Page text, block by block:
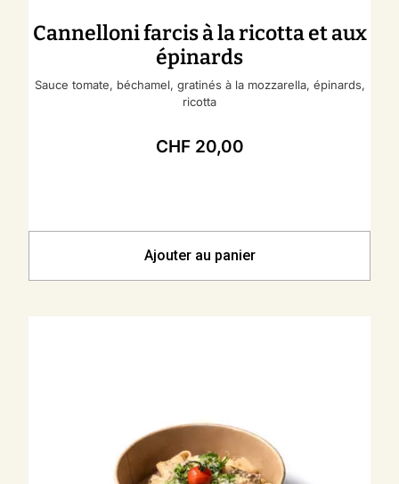
Cannelloni farcis à la ricotta et aux
épinards
Sauce tomate, béchamel, gratinés à la mozzarella, épinards,
ricotta
CHF20,00
Ajouter au panier